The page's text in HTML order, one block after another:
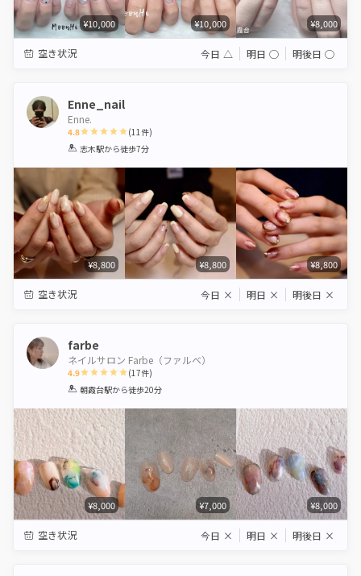
¥10,000 ¥10,000 ¥8,000
空き状況 今日 △ 明日 ◯ 明後日 ◯
Enne_nail
Enne.
4.8
1 2 3 4 5
(11件)
志木駅から徒歩7分
¥8,800 ¥8,800 ¥8,800
空き状況 今日 × 明日 × 明後日 ×
farbe
ネイルサロン Farbe（ファルベ）
4.9
1 2 3 4 5
(17件)
朝霞台駅から徒歩20分
¥8,000 ¥7,000 ¥8,000
空き状況 今日 × 明日 × 明後日 ×